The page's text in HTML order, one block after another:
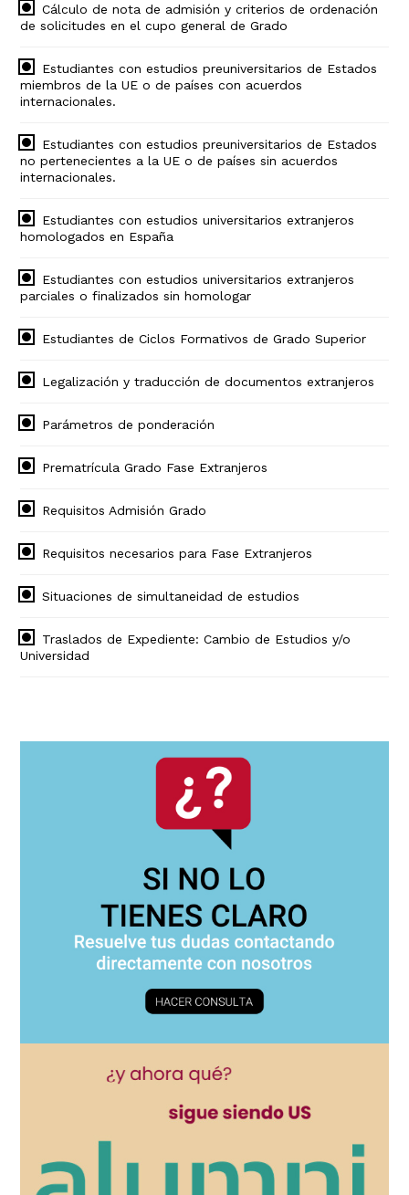
Cálculo de nota de admisión y criterios de ordenación
de solicitudes en el cupo general de Grado
Estudiantes con estudios preuniversitarios de Estados
miembros de la UE o de países con acuerdos
internacionales.
Estudiantes con estudios preuniversitarios de Estados
no pertenecientes a la UE o de países sin acuerdos
internacionales.
Estudiantes con estudios universitarios extranjeros
homologados en España
Estudiantes con estudios universitarios extranjeros
parciales o finalizados sin homologar
Estudiantes de Ciclos Formativos de Grado Superior
Legalización y traducción de documentos extranjeros
Parámetros de ponderación
Prematrícula Grado Fase Extranjeros
Requisitos Admisión Grado
Requisitos necesarios para Fase Extranjeros
Situaciones de simultaneidad de estudios
Traslados de Expediente: Cambio de Estudios y/o
Universidad